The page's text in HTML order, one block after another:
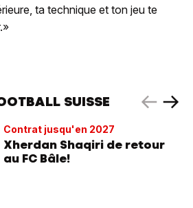
ta technique et ton jeu te
SUISSE
Contrat jusqu'en 2027
Xherdan Shaqiri de retour
au FC Bâle!